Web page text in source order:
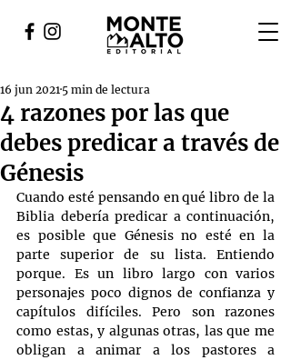
4 razones por las que
debes predicar a través de
Génesis
16 jun 2021 5 min de lectura
Cuando esté pensando en qué libro de la
Biblia debería predicar a continuación,
es posible que Génesis no esté en la
parte superior de su lista. Entiendo
porque. Es un libro largo con varios
personajes poco dignos de confianza y
capítulos difíciles. Pero son razones
como estas, y algunas otras, las que me
obligan a animar a los pastores a